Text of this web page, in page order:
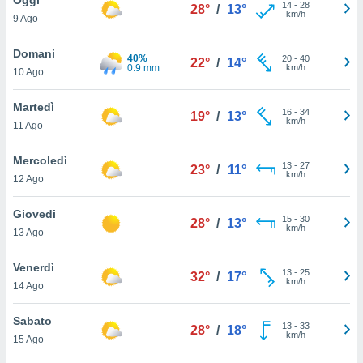
è
al sito
di
ci
di
il
un
la
nella
9 Ago
28° / 13° 14- 28
km/h
Domani
10 Ago
40%
0.9 mm
22° / 14° 20- 40
km/h
Martedì
11 Ago
19° / 13° 16- 34
km/h
Mercoledì
12 Ago
23° / 11° 13- 27
km/h
Giovedi
13 Ago
28° / 13° 15- 30
km/h
Venerdì
14 Ago
32° / 17° 13- 25
km/h
Sabato
15 Ago
28° / 18° 13- 33
km/h